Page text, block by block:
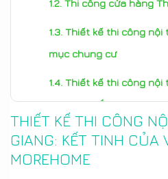
Thi công cửa hàng
Thiết kế thi công nội
mục chung cư
Thiết kế thi công
Lục Nam Bắc Giang
Thiết kế thi công nội
Lợi ích khi chọn dịch vụ
THIẾT KẾ THI CÔNG
GIANG: KẾT TINH CỦA
MOREHOME